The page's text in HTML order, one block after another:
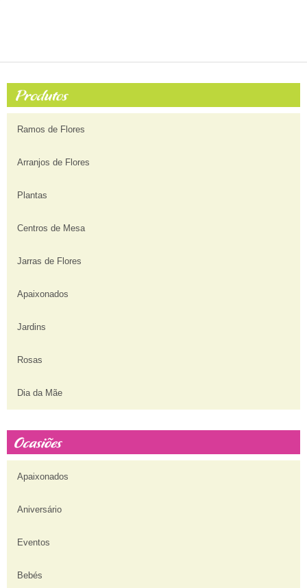
Ramos de Flores
Arranjos de Flores
Plantas
Centros de Mesa
Jarras de Flores
Apaixonados
Jardins
Rosas
Dia da Mãe
Apaixonados
Aniversário
Eventos
Bebés